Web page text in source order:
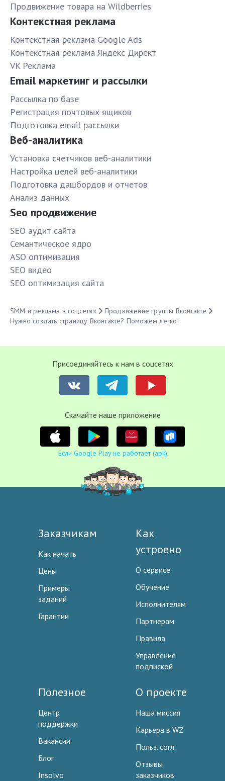
Продвижение товара на Wildberries
Контекстная реклама
Контекстная реклама Google Ads
Контекстная реклама Яндекс Директ
VK Реклама
Email маркетинг и рассылки
Рассылка по базе
Pегистрация почтовых ящиков
Подготовка email рассылки
Веб-аналитика
Установка счетчиков веб-аналитики
Настройка целей веб-аналитики
Подготовка дашбордов и отчетов
Анализ данных
Seo продвижение
SЕО аудит сайта
Семантическое ядро
ASO оптимизация
SЕО видео
SЕО оптимизация сайта
SMM и реклама в соцсетях
Продвижение группы Вконтакте
Нужно создать страницу Вконтакте? Поможем легко!
Присоединяйтесь к нам в соцсетях
Cкачайте наше приложение
Если Google Play не работает (apk)
Заказчикам
Как начать
Цены
Примеры
заданий
Гарантии
Как
устроено
О сервисе
Обучение
Исполнителям
Партнерам
Правила
Управление
подпиской
Полезное
Центр
поддержки
Вакансии
Блог
Insolvo
О проекте
Наша миссия
Карьера в WZ
Польз. согл.
Отзывы
заказчиков